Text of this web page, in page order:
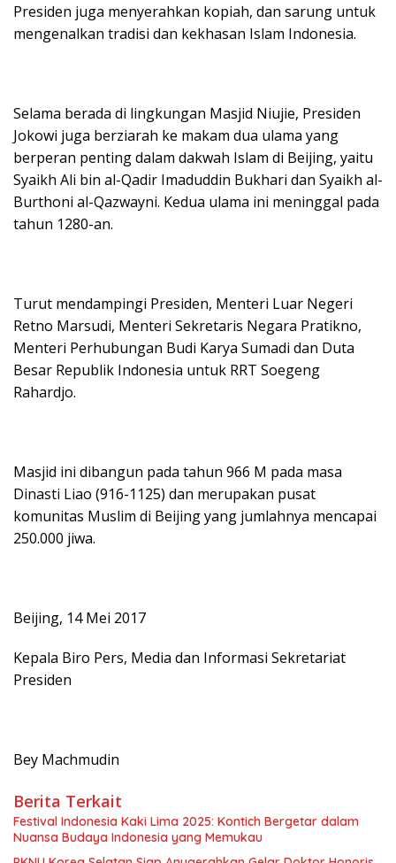
Presiden juga menyerahkan kopiah, dan sarung untuk
mengenalkan tradisi dan kekhasan Islam Indonesia.
Selama berada di lingkungan Masjid Niujie, Presiden
Jokowi juga berziarah ke makam dua ulama yang
berperan penting dalam dakwah Islam di Beijing, yaitu
Syaikh Ali bin al-Qadir Imaduddin Bukhari dan Syaikh al-
Burthoni al-Qazwayni. Kedua ulama ini meninggal pada
tahun 1280-an.
Turut mendampingi Presiden, Menteri Luar Negeri
Retno Marsudi, Menteri Sekretaris Negara Pratikno,
Menteri Perhubungan Budi Karya Sumadi dan Duta
Besar Republik Indonesia untuk RRT Soegeng
Rahardjo.
Masjid ini dibangun pada tahun 966 M pada masa
Dinasti Liao (916-1125) dan merupakan pusat
komunitas Muslim di Beijing yang jumlahnya mencapai
250.000 jiwa.
Beijing, 14 Mei 2017
Kepala Biro Pers, Media dan Informasi Sekretariat
Presiden
Bey Machmudin
Berita Terkait
Festival Indonesia Kaki Lima 2025: Kontich Bergetar dalam
Nuansa Budaya Indonesia yang Memukau